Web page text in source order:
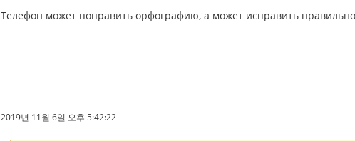
Телефон может поправить орфографию, а может исправить
2019년 11월 6일 오후 5:42:22